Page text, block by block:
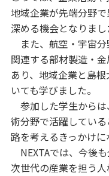
地域企業が先端分野
深める機会となりまし
また、航空・宇宙分
関連する部材製造・
あり、地域企業と島
いても学びました。
参加した学生から
術分野で活躍してい
路を考えるきっかけに
NEXTAでは、今後
次世代の産業を担う人